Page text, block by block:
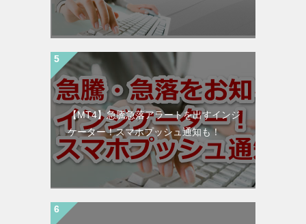
【MT4】急騰急落アラートを出すインジ
ケーター！スマホプッシュ通知も！